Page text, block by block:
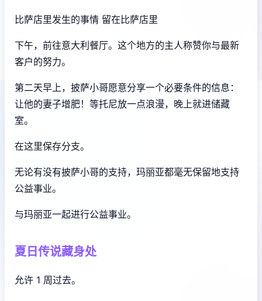
比萨店里发生的事情 留在比萨店里
下午，前往意大利餐厅。这个地方的主人称赞你与最新
客户的努力。
第二天早上，披萨小哥愿意分享一个必要条件的信息：
让他的妻子增肥！等托尼放一点浪漫，晚上就进储藏
室。
在这里保存分支。
无论有没有披萨小哥的支持，玛丽亚都毫无保留地支持
公益事业。
与玛丽亚一起进行公益事业。
夏日传说藏身处
允许 1 周过去。